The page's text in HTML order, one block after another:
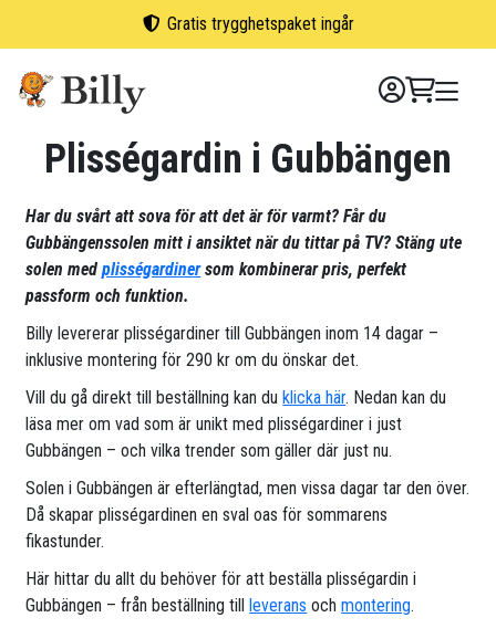
Gratis trygghetspaket ingår
Plisségardin i Gubbängen
Har du svårt att sova för att det är för varmt? Får du
Gubbängenssolen mitt i ansiktet när du tittar på TV? Stäng ute
solen medplisségardinersom kombinerar pris, perfekt
passform och funktion.
Billy levererar plisségardiner till Gubbängen inom 14 dagar –
inklusive montering för 290 kr om du önskar det.
Vill du gå direkt till beställning kan duklicka här. Nedan kan du
läsa mer om vad som är unikt med plisségardiner i just
Gubbängen – och vilka trender som gäller där just nu.
Solen i Gubbängen är efterlängtad, men vissa dagar tar den över.
Då skapar plisségardinen en sval oas för sommarens
fikastunder.
Här hittar du allt du behöver för att beställa plisségardin i
Gubbängen – från beställning tillleverans ochmontering.